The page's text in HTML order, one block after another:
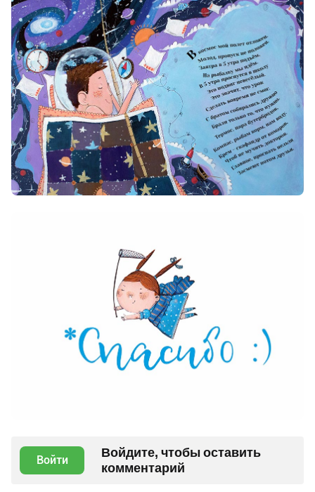
Войти
Войдите, чтобы оставить
комментарий